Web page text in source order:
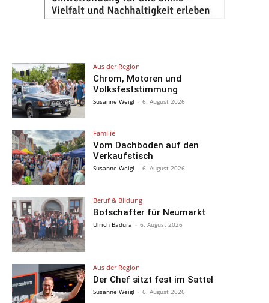
Aus der Region
Chrom, Motoren und
Volksfeststimmung
Susanne Weigl - 6. August 2026
Familie
Vom Dachboden auf den
Verkaufstisch
Susanne Weigl - 6. August 2026
Beruf & Bildung
Botschafter für Neumarkt
Ulrich Badura - 6. August 2026
Aus der Region
Der Chef sitzt fest im Sattel
Susanne Weigl - 6. August 2026